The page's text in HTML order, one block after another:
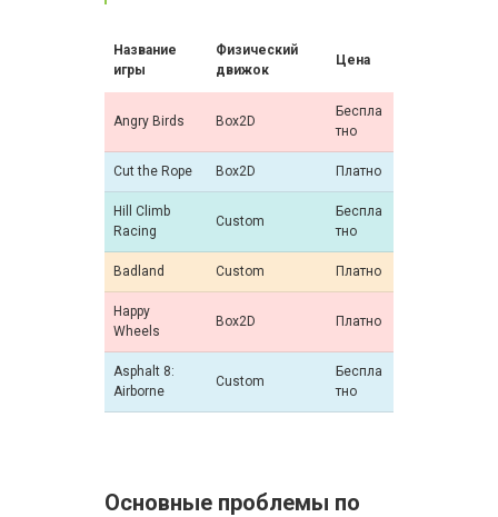
Название
игры
Физический
движок
Цена
Angry Birds Box2D
Беспла
тно
Cut the Rope Box2D Платно
Hill Climb
Racing
Custom
Беспла
тно
Badland Custom Платно
Happy
Wheels
Box2D Платно
Asphalt 8:
Airborne
Custom
Беспла
тно
Основные проблемы по